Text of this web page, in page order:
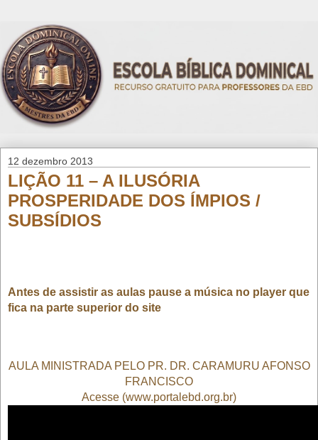
12 dezembro 2013
LIÇÃO 11 – A ILUSÓRIA
PROSPERIDADE DOS ÍMPIOS /
SUBSÍDIOS
Antes de assistir as aulas pause a música no player que
fica na parte superior do site
AULA MINISTRADA PELO PR. DR. CARAMURU AFONSO
FRANCISCO
Acesse (www.portalebd.org.br)